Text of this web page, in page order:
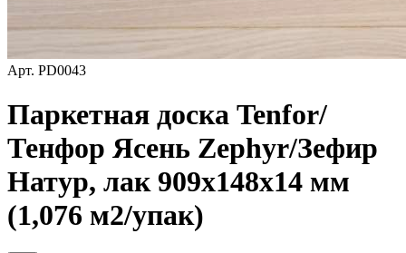
Арт. PD0043
Паркетная доска Tenfor/
Тенфор Ясень Zephyr/Зефир
Натур, лак 909х148х14 мм
(1,076 м2/упак)